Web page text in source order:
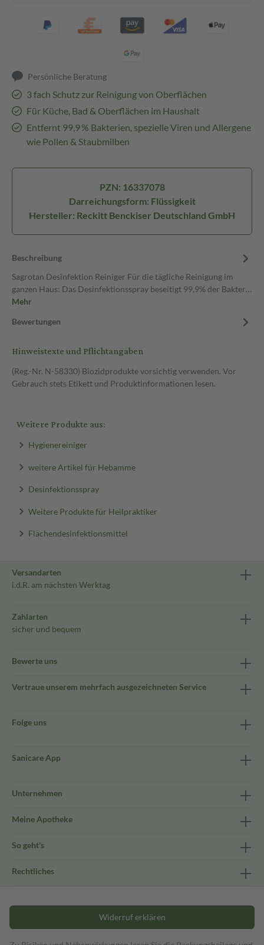
Persönliche Beratung
3 fach Schutz zur Reinigung von Oberflächen
Für Küche, Bad & Oberflächen im Haushalt
Entfernt 99,9 % Bakterien, spezielle Viren und Allergene
wie Pollen & Staubmilben
PZN: 16337078
Darreichungsform: Flüssigkeit
Hersteller: Reckitt Benckiser Deutschland GmbH
Beschreibung
Sagrotan Desinfektion Reiniger Für die tägliche Reinigung im
ganzen Haus: Das Desinfektionsspray beseitigt 99,9% der Bakter…
Mehr
Bewertungen
Hinweistexte und Pflichtangaben
(Reg.-Nr. N-58330) Biozidprodukte vorsichtig verwenden. Vor
Gebrauch stets Etikett und Produktinformationen lesen.
Weitere Produkte aus:
Hygienereiniger
weitere Artikel für Hebamme
Desinfektionsspray
Weitere Produkte für Heilpraktiker
Flächendesinfektionsmittel
Versandarten
i.d.R. am nächsten Werktag
Zahlarten
sicher und bequem
Bewerte uns
Vertraue unserem mehrfach ausgezeichneten Service
Folge uns
Sanicare App
Unternehmen
Meine Apotheke
So geht's
Rechtliches
Widerruf erklären